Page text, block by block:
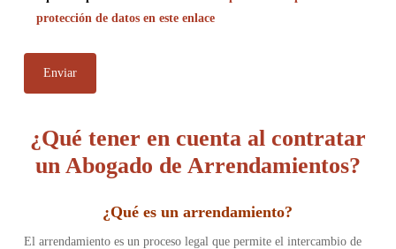
protección de datos en este enlace
¿Qué tener en cuenta al contratar
un Abogado de Arrendamientos?
¿Qué es un arrendamiento?
El arrendamiento es un proceso legal que permite el intercambio de